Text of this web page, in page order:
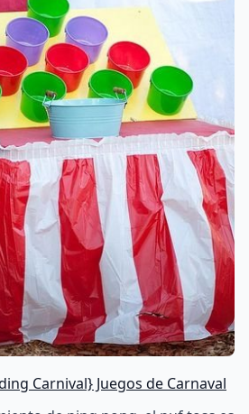
Carnival} Juegos de Carnaval